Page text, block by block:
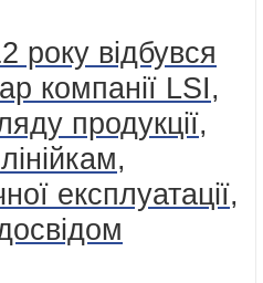
року відбувся
компанії LSI,
продукції,
експлуатації,